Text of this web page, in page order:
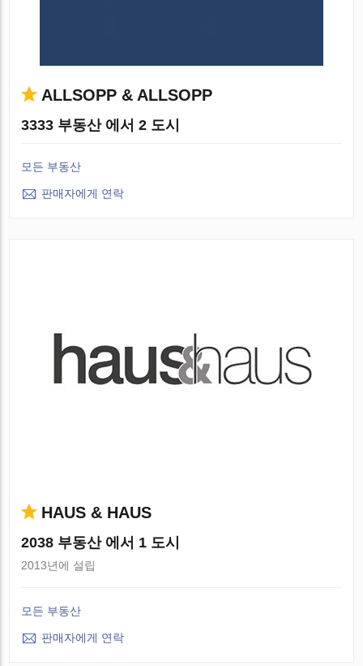
ALLSOPP & ALLSOPP
3333 부동산 에서 2 도시
모든 부동산
판매자에게 연락
HAUS & HAUS
2038 부동산 에서 1 도시
2013년에 설립
모든 부동산
판매자에게 연락